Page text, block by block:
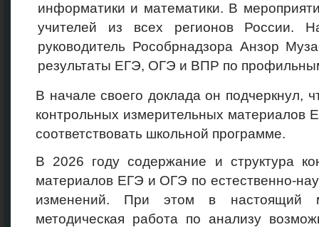
информатики и математики. В
учителей из всех регионов России.
руководитель Рособрнадзора Анзор
результаты ЕГЭ, ОГЭ и ВПР по
В начале своего доклада он подчеркнул,
контрольных измерительных материалов
соответствовать школьной программе.
В 2026 году содержание и структура
материалов ЕГЭ и ОГЭ по естественно-
изменений. При этом в настоящий
методическая работа по анализу